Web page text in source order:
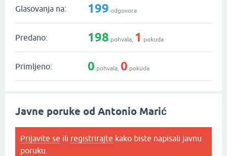
Glasovanja na: 199 odgovora
Predano: 198 pohvala, 1 pokuda
Primljeno: 0 pohvala, 0 pokuda
Javne poruke od Antonio Marić
Prijavite se ili registrirajte kako biste napisali javnu
poruku.